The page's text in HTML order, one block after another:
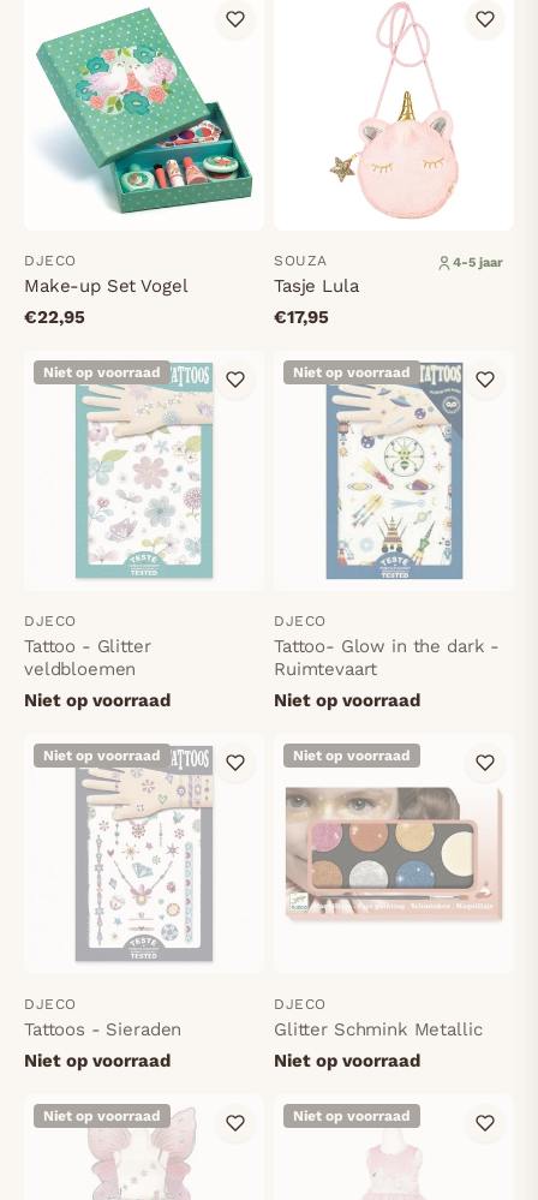
DJECO
Make-up Set Vogel
€22,95
SOUZA 4-5 jaar
Tasje Lula
€17,95
Niet op voorraad
DJECO
Tattoo - Glitter
veldbloemen
Niet op voorraad
Niet op voorraad
DJECO
Tattoo- Glow in the dark -
Ruimtevaart
Niet op voorraad
Niet op voorraad
DJECO
Tattoos - Sieraden
Niet op voorraad
Niet op voorraad
DJECO
Glitter Schmink Metallic
Niet op voorraad
Niet op voorraad Niet op voorraad